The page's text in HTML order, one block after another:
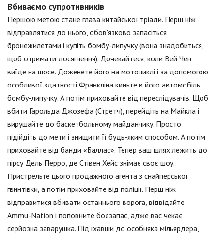
Вбиваємо супротивників
Першою метою стане глава китайської тріади. Перш ніж
відправлятися до нього, обов'язково запасіться
бронежилетами і купіть бомбу-липучку (вона знадобиться,
щоб отримати досягнення). Дочекайтеся, коли Вей Чен
виїде на шосе. Доженете його на мотоциклі і за допомогою
особливої здатності Франкліна киньте в його автомобіль
бомбу-липучку. А потім приховайте від переслідувачів. Щоб
вбити Гарольда Джозефа (Стретч), перейдіть на Майкла і
вирушайте до баскетбольному майданчику. Просто
підійдіть до мети і знищити її будь-яким способом. А потім
приховайте від банди «Баллас». Тепер ваш шлях лежить до
пірсу Дель Перро, де Стівен Хейс знімає своє шоу.
Пристрельте цього продажного агента з снайперської
гвинтівки, а потім приховайте від поліції. Перш ніж
відправитися вбивати останнього ворога, відвідайте
Ammu-Nation і поповните боєзапас, адже вас чекає
серйозна заварушка. Під'їхавши до особняка мільярдера,